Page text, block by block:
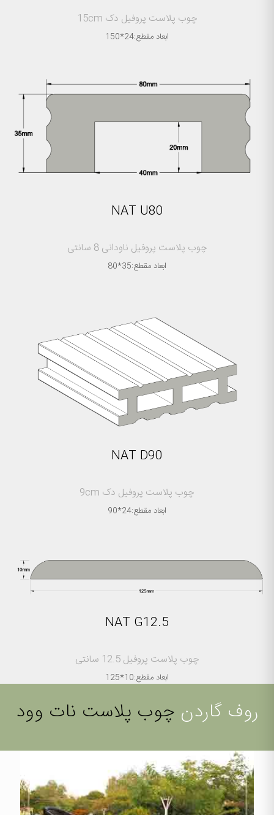
چوب پلاست پروفیل دک 15cm
ابعاد مقطع:24*150
NAT U80
چوب پلاست پروفیل ناودانی 8 سانتی
ابعاد مقطع:35*80
NAT D90
چوب پلاست پروفیل دک 9cm
ابعاد مقطع:24*90
NAT G12.5
چوب پلاست پروفیل 12.5 سانتی
ابعاد مقطع:10*125
روف گاردن چوب پلاست نات وود